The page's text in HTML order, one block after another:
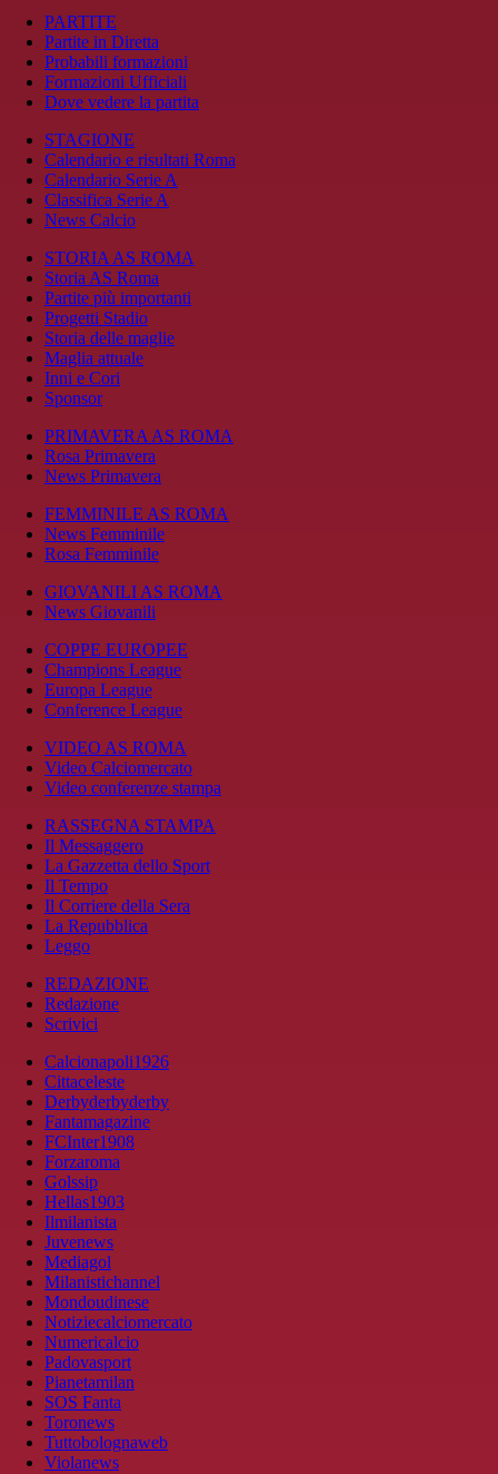
PARTITE
Partite in Diretta
Probabili formazioni
Formazioni Ufficiali
Dove vedere la partita
STAGIONE
Calendario e risultati Roma
Calendario Serie A
Classifica Serie A
News Calcio
STORIA AS ROMA
Storia AS Roma
Partite più importanti
Progetti Stadio
Storia delle maglie
Maglia attuale
Inni e Cori
Sponsor
PRIMAVERA AS ROMA
Rosa Primavera
News Primavera
FEMMINILE AS ROMA
News Femminile
Rosa Femminile
GIOVANILI AS ROMA
News Giovanili
COPPE EUROPEE
Champions League
Europa League
Conference League
VIDEO AS ROMA
Video Calciomercato
Video conferenze stampa
RASSEGNA STAMPA
Il Messaggero
La Gazzetta dello Sport
Il Tempo
Il Corriere della Sera
La Repubblica
Leggo
REDAZIONE
Redazione
Scrivici
Calcionapoli1926
Cittaceleste
Derbyderbyderby
Fantamagazine
FCInter1908
Forzaroma
Golssip
Hellas1903
Ilmilanista
Juvenews
Mediagol
Milanistichannel
Mondoudinese
Notiziecalciomercato
Numericalcio
Padovasport
Pianetamilan
SOS Fanta
Toronews
Tuttobolognaweb
Violanews